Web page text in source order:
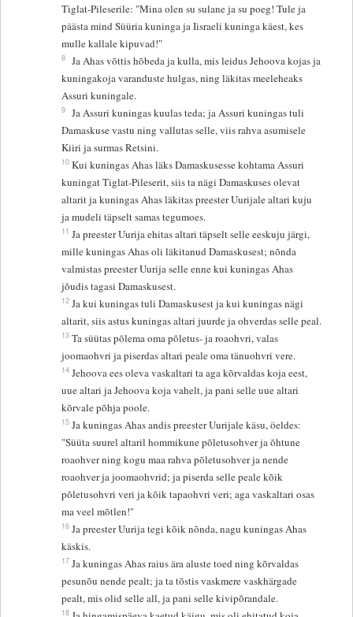
Tiglat-Pileserile: "Mina olen su sulane ja su poeg! Tule ja
päästa mind Süüria kuninga ja Iisraeli kuninga käest, kes
mulle kallale kipuvad!"
8 Ja Ahas võttis hõbeda ja kulla, mis leidus Jehoova kojas ja
kuningakoja varanduste hulgas, ning läkitas meeleheaks
Assuri kuningale.
9 Ja Assuri kuningas kuulas teda; ja Assuri kuningas tuli
Damaskuse vastu ning vallutas selle, viis rahva asumisele
Kiiri ja surmas Retsini.
10 Kui kuningas Ahas läks Damaskusesse kohtama Assuri
kuningat Tiglat-Pileserit, siis ta nägi Damaskuses olevat
altarit ja kuningas Ahas läkitas preester Uurijale altari kuju
ja mudeli täpselt samas tegumoes.
11 Ja preester Uurija ehitas altari täpselt selle eeskuju järgi,
mille kuningas Ahas oli läkitanud Damaskusest; nõnda
valmistas preester Uurija selle enne kui kuningas Ahas
jõudis tagasi Damaskusest.
12 Ja kui kuningas tuli Damaskusest ja kui kuningas nägi
altarit, siis astus kuningas altari juurde ja ohverdas selle peal.
13 Ta süütas põlema oma põletus- ja roaohvri, valas
joomaohvri ja piserdas altari peale oma tänuohvri vere.
14 Jehoova ees oleva vaskaltari ta aga kõrvaldas koja eest,
uue altari ja Jehoova koja vahelt, ja pani selle uue altari
kõrvale põhja poole.
15 Ja kuningas Ahas andis preester Uurijale käsu, öeldes:
"Süüta suurel altaril hommikune põletusohver ja õhtune
roaohver ning kogu maa rahva põletusohver ja nende
roaohver ja joomaohvrid; ja piserda selle peale kõik
põletusohvri veri ja kõik tapaohvri veri; aga vaskaltari osas
ma veel mõtlen!"
16 Ja preester Uurija tegi kõik nõnda, nagu kuningas Ahas
käskis.
17 Ja kuningas Ahas raius ära aluste toed ning kõrvaldas
pesunõu nende pealt; ja ta tõstis vaskmere vaskhärgade
pealt, mis olid selle all, ja pani selle kivipõrandale.
18